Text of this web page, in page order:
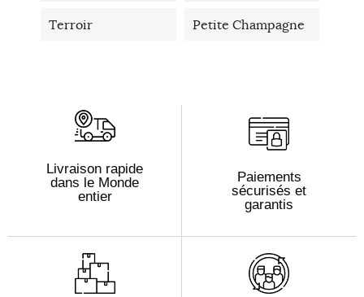
Terroir Petite Champagne
Livraison rapide
dans le Monde
entier
Paiements
sécurisés et
garantis